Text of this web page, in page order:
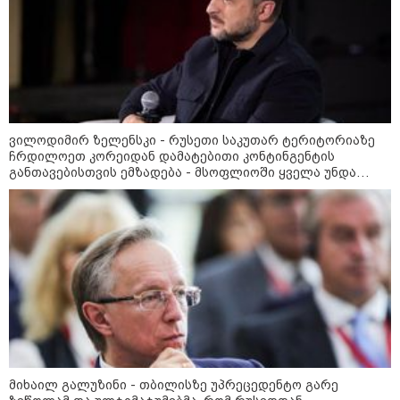
კუპატაძე
16:56 / 10-08-2026
Volvo 365 - ერთი წელი
ავტომობილის ფლობასთან
დაკავშირებული ძირითადი
ხარჯების გარეშე
კატეგორიის ყველა სიახლე
ვილოდიმირ ზელენსკი - რუსეთი საკუთარ ტერიტორიაზე
ჩრდილოეთ კორეიდან დამატებითი კონტინგენტის
განთავებისთვის ემზადება - მსოფლიოში ყველა უნდა
მიხვდეს, თუ რას ნიშნავს ეს
მიხაილ გალუზინი - თბილისზე უპრეცედენტო გარე